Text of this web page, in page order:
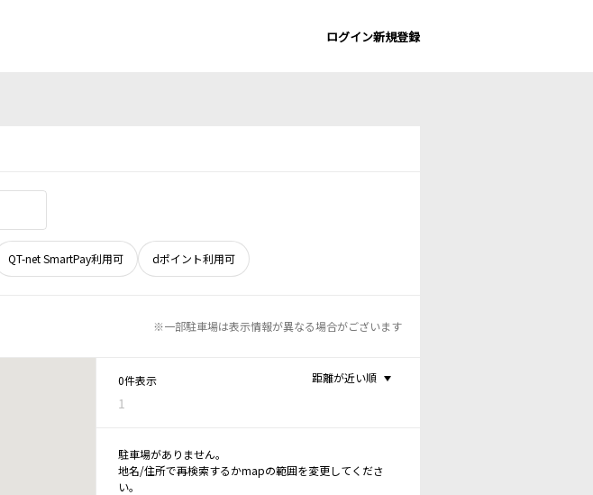
ログイン新規登録
QT-net SmartPay利用可 dポイント利用可
※一部駐車場は表示情報が異なる場合がございます
0件表示
1
距離が近い順
駐車場がありません。
地名/住所で再検索するかmapの範囲を変更してくださ
い。